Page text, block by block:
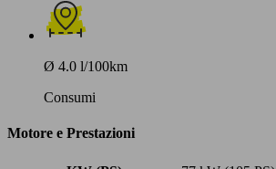
Ø 4.0 l/100km
Consumi
Motore e Prestazioni